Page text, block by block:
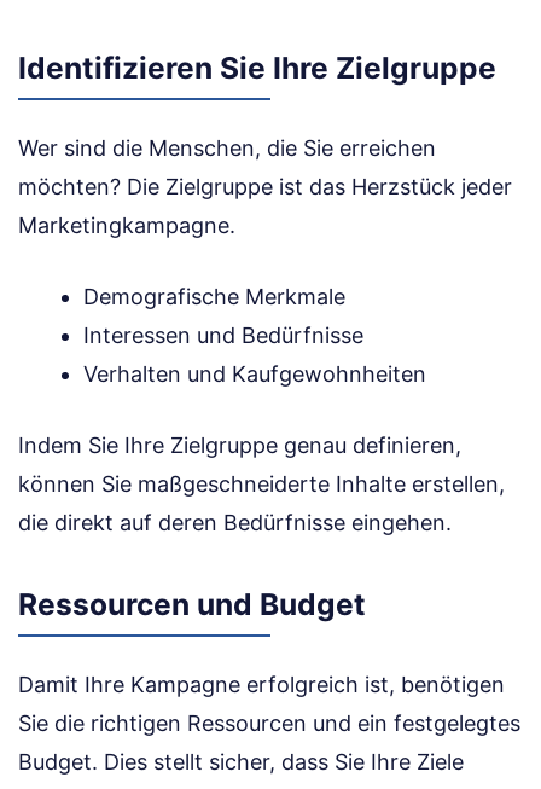
Identifizieren Sie Ihre Zielgruppe
Wer sind die Menschen, die Sie erreichen
möchten? Die Zielgruppe ist das Herzstück jeder
Marketingkampagne.
Demografische Merkmale
Interessen und Bedürfnisse
Verhalten und Kaufgewohnheiten
Indem Sie Ihre Zielgruppe genau definieren,
können Sie maßgeschneiderte Inhalte erstellen,
die direkt auf deren Bedürfnisse eingehen.
Ressourcen und Budget
Damit Ihre Kampagne erfolgreich ist, benötigen
Sie die richtigen Ressourcen und ein festgelegtes
Budget. Dies stellt sicher, dass Sie Ihre Ziele